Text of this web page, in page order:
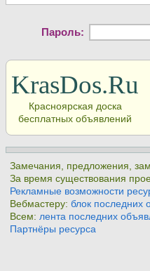
Пароль:
KrasDos.Ru
Красноярская доска
бесплатных объявлений
Замечания, предложения,
За время существования
Рекламные возможности
Вебмастеру:блок последних
Всем:лента последних
Партнёры ресурса